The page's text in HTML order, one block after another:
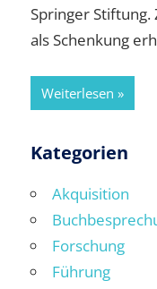
Springer
als Schenkung
Weiterlesen
Kategorien
Akquisition
Forschung
Führung